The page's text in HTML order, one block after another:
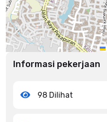
Informasi pekerjaan
98 Dilihat